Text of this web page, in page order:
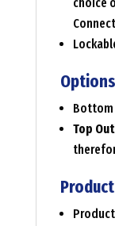
Bottom
Top